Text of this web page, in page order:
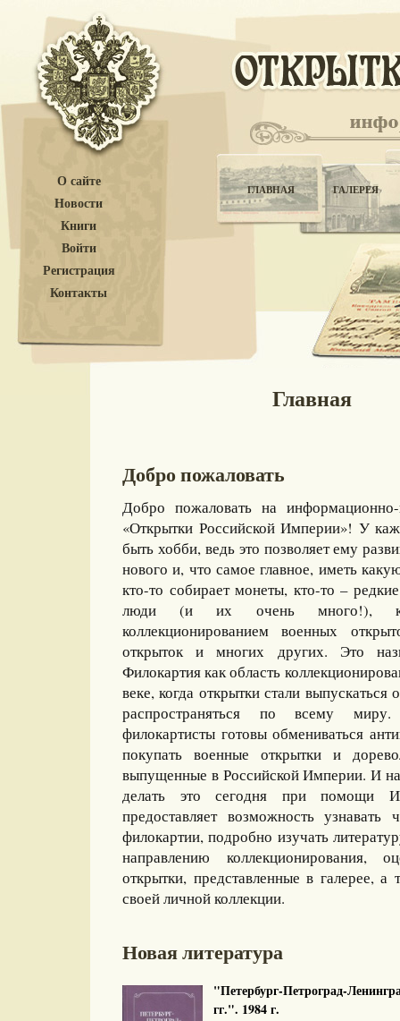
О сайте
Новости
Книги
Войти
Регистрация
Контакты
ГЛАВНАЯ ГАЛЕРЕЯ
Главная
Добро пожаловать
Добро пожаловать на информационно-
«Открытки Российской Империи»! У
быть хобби, ведь это позволяет ему
нового и, что самое главное, иметь
кто-то собирает монеты, кто-то –
люди (и их очень много!),
коллекционированием военных
открыток и многих других. Это
Филокартия как область
веке, когда открытки стали
распространяться по всему
филокартисты готовы обмениваться
покупать военные открытки и
выпущенные в Российской Империи. И
делать это сегодня при помощи
предоставляет возможность
филокартии, подробно изучать
направлению коллекционирования,
открытки, представленные в галерее, а
своей личной коллекции.
Новая литература
"Петербург-Петроград-
гг.". 1984 г.